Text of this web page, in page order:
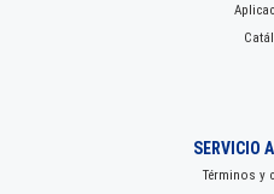
SERVICIO
Términos y